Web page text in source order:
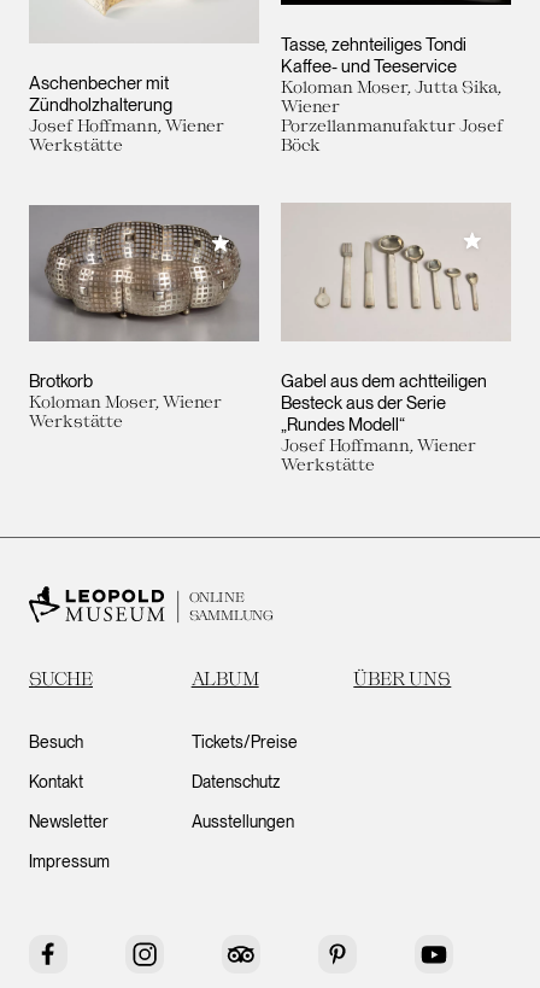
Aschenbecher mit
Zündholzhalterung
Josef Hoffmann, Wiener
Werkstätte
Tasse, zehnteiliges Tondi
Kaffee- und Teeservice
Koloman Moser, Jutta Sika,
Wiener
Porzellanmanufaktur Josef
Böck
Brotkorb
Koloman Moser, Wiener
Werkstätte
Meiner Sammlung hinzufügen
Gabel aus dem achtteiligen
Besteck aus der Serie
„Rundes Modell“
Josef Hoffmann, Wiener
Werkstätte
Meiner
ONLINE
SAMMLUNG
SUCHE ALBUM ÜBER UNS
Besuch
Kontakt
Newsletter
Impressum
Tickets/Preise
Datenschutz
Ausstellungen
Facebook Instagram Tripadvisor Pinterest YouTube